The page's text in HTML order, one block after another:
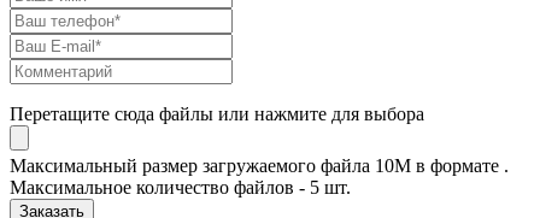
Перетащите сюда файлы или нажмите для выбора
Максимальный размер загружаемого файла 10M в формате .
Максимальное количество файлов - 5 шт.
Заказать